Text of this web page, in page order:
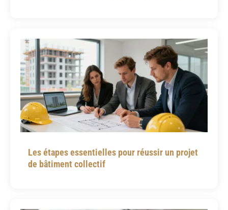
Les étapes essentielles pour réussir un projet
de bâtiment collectif